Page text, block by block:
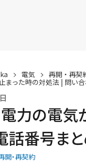
電気
再開・再契
まった時の対処法 | 問い
力の電気
話番号ま
開・再契約